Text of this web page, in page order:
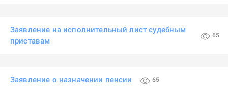
Заявление на исполнительный лист судебным
приставам
65
Заявление о назначении пенсии 65